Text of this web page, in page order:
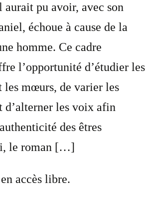
aurait pu avoir, avec son
échoue à cause de la
homme. Ce cadre
l’opportunité d’étudier les
les mœurs, de varier les
d’alterner les voix afin
des êtres
le roman […]
accès libre.